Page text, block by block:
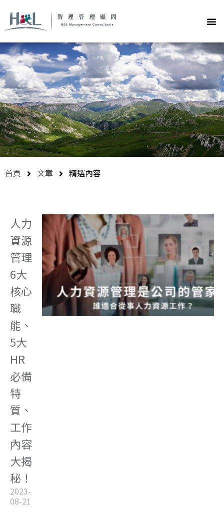
首頁 文章 精選內容
人力
資源
管理
6大
核心
職
能、
5大
HR
必備
特
質、
工作
內容
大揭
秘！
2023-
08-21